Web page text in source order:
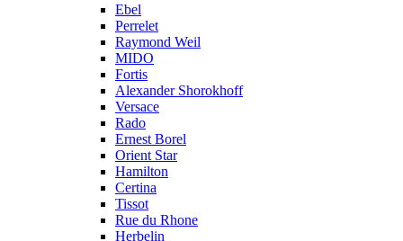
Ebel
Perrelet
Raymond Weil
MIDO
Fortis
Alexander Shorokhoff
Versace
Rado
Ernest Borel
Orient Star
Hamilton
Certina
Tissot
Rue du Rhone
Herbelin